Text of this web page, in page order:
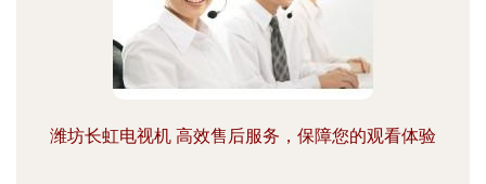
潍坊长虹电视机 高效售后服务，保障您的观看体验